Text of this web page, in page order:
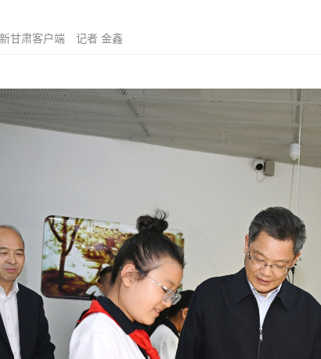
甘肃客户端 记者 金鑫